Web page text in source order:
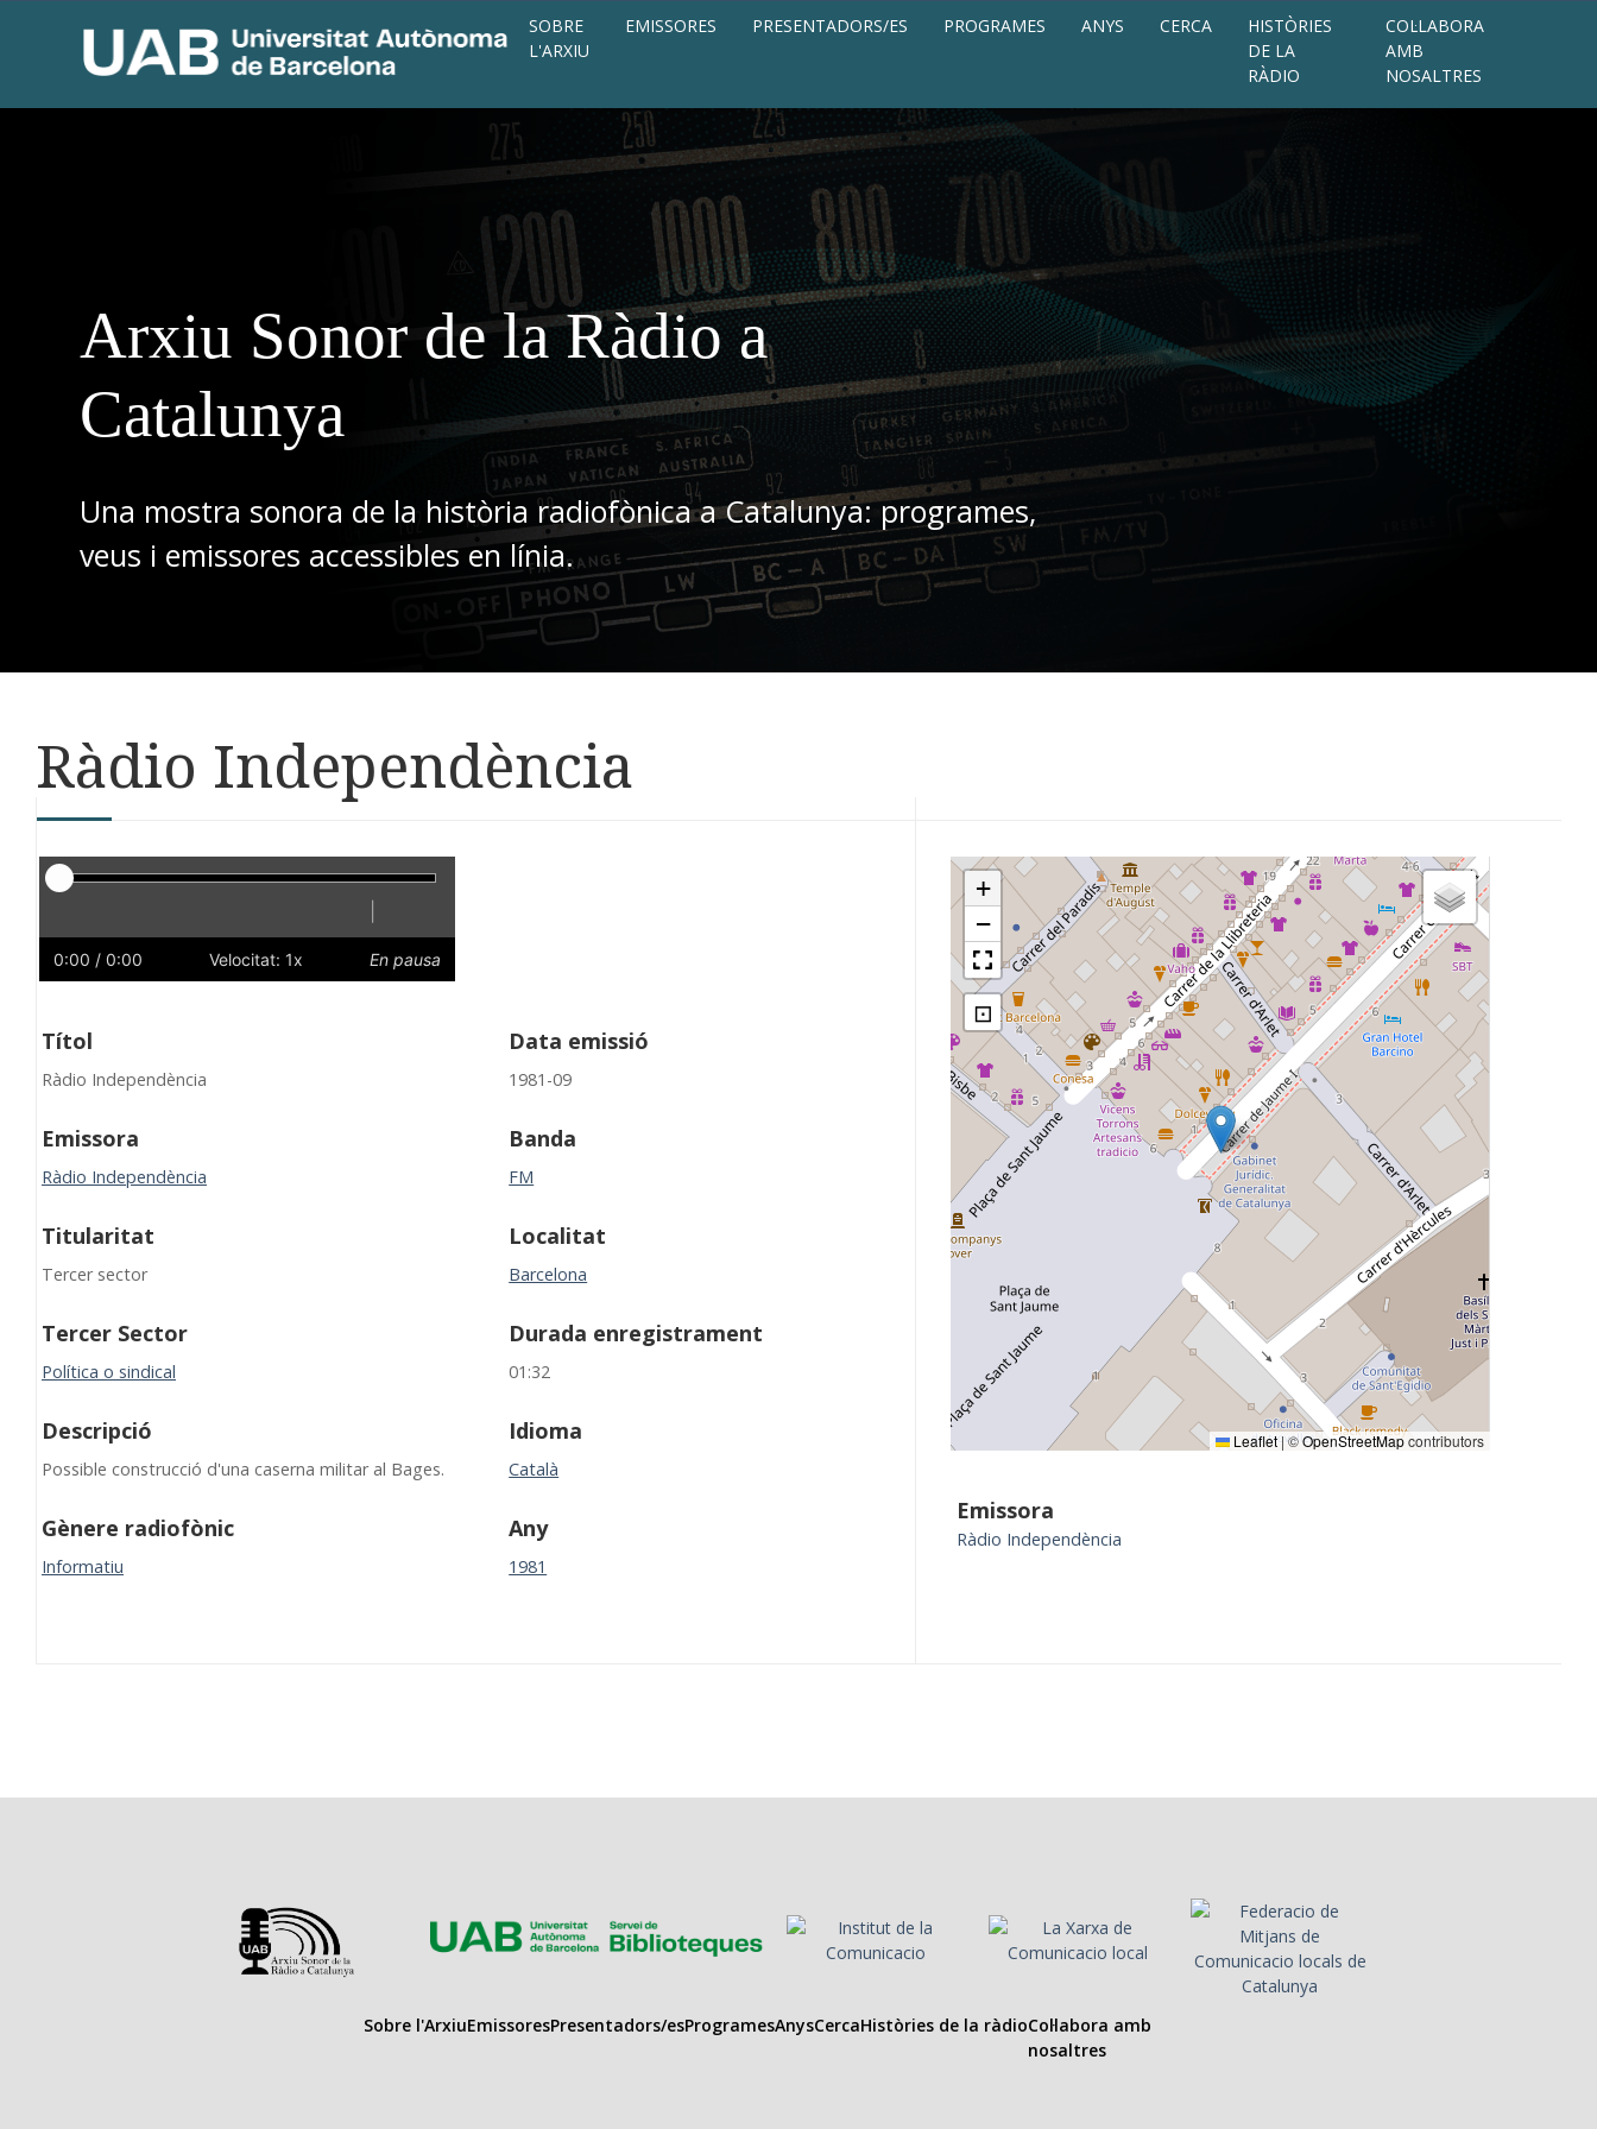
SOBRE
L'ARXIU
EMISSORES PRESENTADORS/ES PROGRAMES ANYS CERCA
HISTÒRIES
DE LA
RÀDIO
COL·LABORA
AMB
NOSALTRES
Arxiu Sonor de la Ràdio a
Catalunya
Una mostra sonora de la història radiofònica a Catalunya: programes,
veus i emissores accessibles en línia.
Ràdio Independència
Reproductor
Lent
0:00 / 0:00 Velocitat: 1x En pausa
Títol
Ràdio Independència
Emissora
Ràdio Independència
Titularitat
Tercer sector
Tercer Sector
Política o sindical
Descripció
Possible construcció d'una caserna militar al Bages.
Gènere radiofònic
Informatiu
Data emissió
1981-09
Banda
FM
Localitat
Barcelona
Durada enregistrament
01:32
Idioma
Català
Any
1981
+
−
⊡
Leaflet|©OpenStreetMapcontributors
Emissora
Ràdio Independència
Sobre l'ArxiuEmissoresPresentadors/esProgramesAnysCercaHistòries de la ràdioCol·labora amb
nosaltres